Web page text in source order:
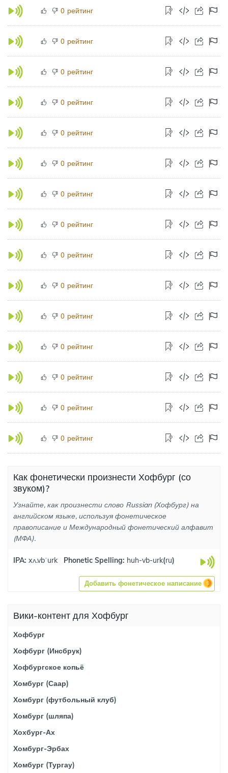
0 рейтинг
0 рейтинг
0 рейтинг
0 рейтинг
0 рейтинг
0 рейтинг
0 рейтинг
0 рейтинг
0 рейтинг
0 рейтинг
0 рейтинг
0 рейтинг
0 рейтинг
0 рейтинг
0 рейтинг
Как фонетически произнести Хофбург (со
звуком)?
Узнайте, как произнести слово Russian (Хофбург) на
английском языке, используя фонетическое
правописание и Международный фонетический алфавит
(МФА).
IPA: xʌ.vbˈurk Phonetic Spelling: huh-vb-urk(ru)
Добавить фонетическое написание
Вики-контент для Хофбург
Хофбург
Хофбург (Инсбрук)
Хофбургское копьё
Хомбург (Саар)
Хомбург (футбольный клуб)
Хомбург (шляпа)
Хохбург-Ах
Хомбург-Эрбах
Хомбург (Тургау)